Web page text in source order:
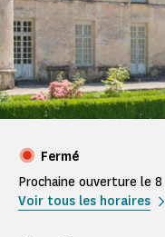
Fermé
Prochaine ouverture le
Voir tous les horaires